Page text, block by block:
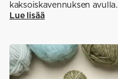
kaksoiskavennuksen avulla.
Lue lisää